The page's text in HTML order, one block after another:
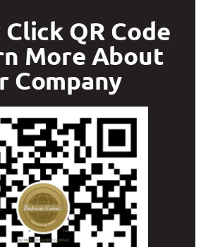
Click QR Code
More About
Company